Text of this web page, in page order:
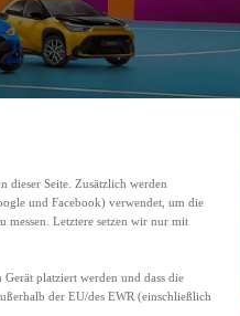
dieser Seite. Zusätzlich werden
und Facebook) verwendet, um die
messen. Letztere setzen wir nur mit
platziert werden und dass die
der EU/des EWR (einschließlich